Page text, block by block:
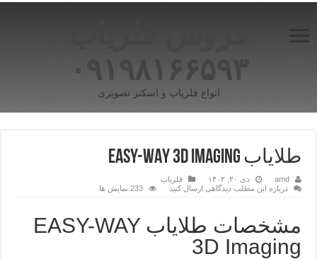
۰۹۱۹۸۱۶۶۵۹۳
انواع فلزیاب و اسکنر تصویری
طلایاب EASY-WAY 3D Imaging
amd دی ۲۰, ۱۴۰۲
فلزیاب
درباره این مطلب دیدگاهی ارسال کنید
233 نمایش ها
مشخصات طلایاب EASY-WAY
3D Imaging